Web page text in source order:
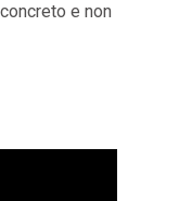
e non